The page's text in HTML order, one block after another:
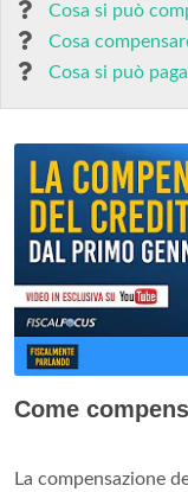
Cosa si può
Cosa
Cosa si può
Come
La compensazione